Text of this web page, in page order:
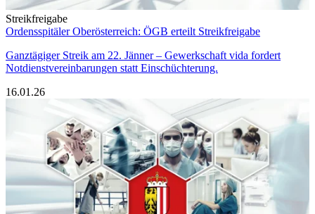
Streikfreigabe
Ordensspitäler Oberösterreich: ÖGB erteilt Streikfreigabe
Ganztägiger Streik am 22. Jänner – Gewerkschaft vida fordert
Notdienstvereinbarungen statt Einschüchterung.
16.01.26